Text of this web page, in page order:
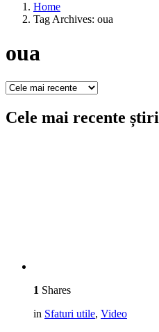
Home
Tag Archives: oua
oua
Cele mai recente știri
1 Shares
in Sfaturi utile, Video